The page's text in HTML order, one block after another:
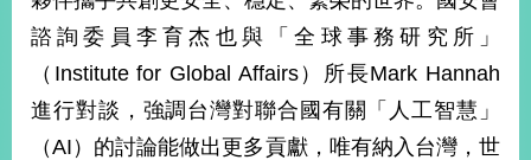
政
府
諮詢委員李育杰也與「全球事務研究所」
（Institute for Global Affairs）所長Mark Hannah
進行對談，強調台灣對聯合國有關「人工智慧」
（AI）的討論能做出更多貢獻，唯有納入台灣，世